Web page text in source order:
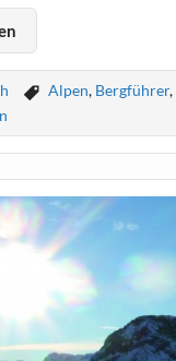
Alpen, Bergführer,